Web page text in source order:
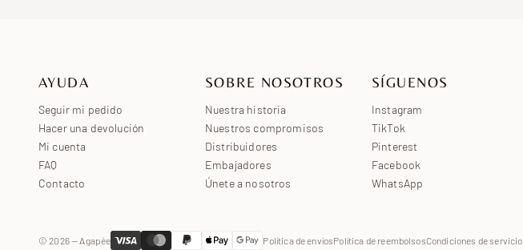
AYUDA
Seguir mi pedido
Hacer una devolución
Mi cuenta
FAQ
Contacto
SOBRE NOSOTROS
Nuestra historia
Nuestros compromisos
Distribuidores
Embajadores
Únete a nosotros
SÍGUENOS
Instagram
TikTok
Pinterest
Facebook
WhatsApp
© 2026 — Agapée Política de envíosPolítica de reembolsosCondiciones de servicio